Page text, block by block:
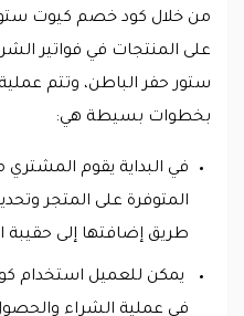
من خلال كود خصم كيوت
على المنتجات في فواتير
ستور حفر الباطن، وتتم
بخطوات بسيطة هي:
في البداية يقوم
المتوفرة على المتجر
طريق إضافتها إلى حقيبة
يمكن للعميل استخدام
في عملية الشراء